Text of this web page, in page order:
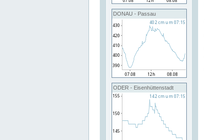
DONAU - Passau
ODER - Eisenhüttenstadt